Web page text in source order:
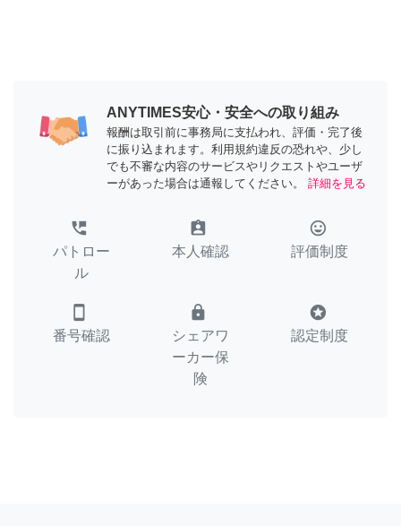
ANYTIMES安心・安全への取り組み
報酬は取引前に事務局に支払われ、評価・完了後
に振り込まれます。利用規約違反の恐れや、少し
でも不審な内容のサービスやリクエストやユーザ
ーがあった場合は通報してください。
詳細を見る
perm_phone_msg
パトロー
ル
assignment_ind
本人確認
tag_faces
評価制度
smartphone
番号確認
lock
シェアワ
ーカー保
険
stars
認定制度